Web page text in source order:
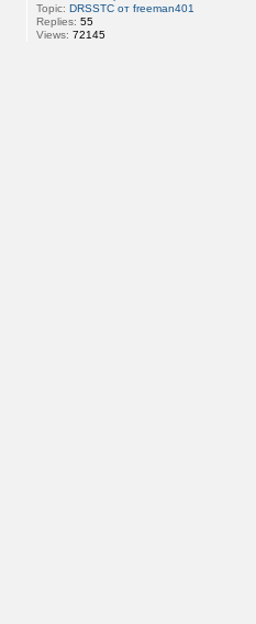
Topic: DRSSTC от freeman401
Replies: 55
Views: 72145